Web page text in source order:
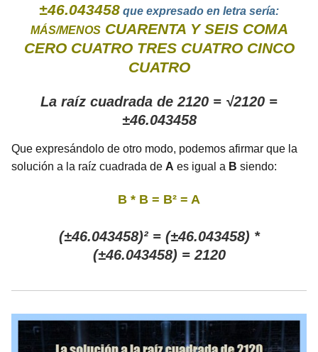
±46.043458 que expresado en letra sería:
MÁS/MENOS CUARENTA Y SEIS COMA
CERO CUATRO TRES CUATRO CINCO
CUATRO
La raíz cuadrada de 2120 = √2120 =
±46.043458
Que expresándolo de otro modo, podemos afirmar que la
solución a la raíz cuadrada de A es igual a B siendo:
B * B = B² = A
(±46.043458)² = (±46.043458) *
(±46.043458) = 2120